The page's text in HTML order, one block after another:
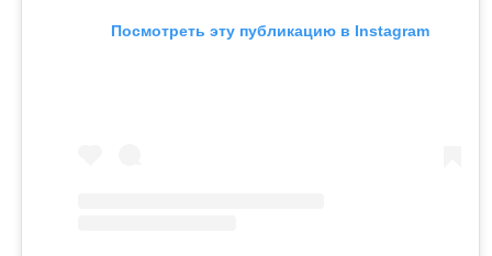
Посмотреть эту публикацию в Instagram